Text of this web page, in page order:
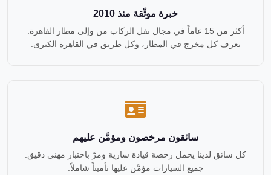
خبرة موثّقة منذ 2010
أكثر من 15 عاماً في مجال نقل الركاب من وإلى مطار القاهرة.
نعرف كل مخرج في المطار، وكل طريق في القاهرة الكبرى.
سائقون مرخصون ومؤمَّن عليهم
كل سائق لدينا يحمل رخصة قيادة سارية ومرّ باختبار مهني دقيق.
جميع السيارات مؤمَّن عليها تأميناً شاملاً.